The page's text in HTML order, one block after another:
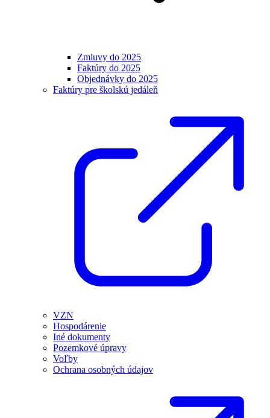
Zmluvy do 2025
Faktúry do 2025
Objednávky do 2025
Faktúry pre školskú jedáleň
VZN
Hospodárenie
Iné dokumenty
Pozemkové úpravy
Voľby
Ochrana osobných údajov